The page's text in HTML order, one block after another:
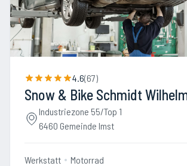
4.6(67)
Snow & Bike Schmidt
Industriezone 55/Top 1
6460 Gemeinde Imst
Werkstatt Motorrad